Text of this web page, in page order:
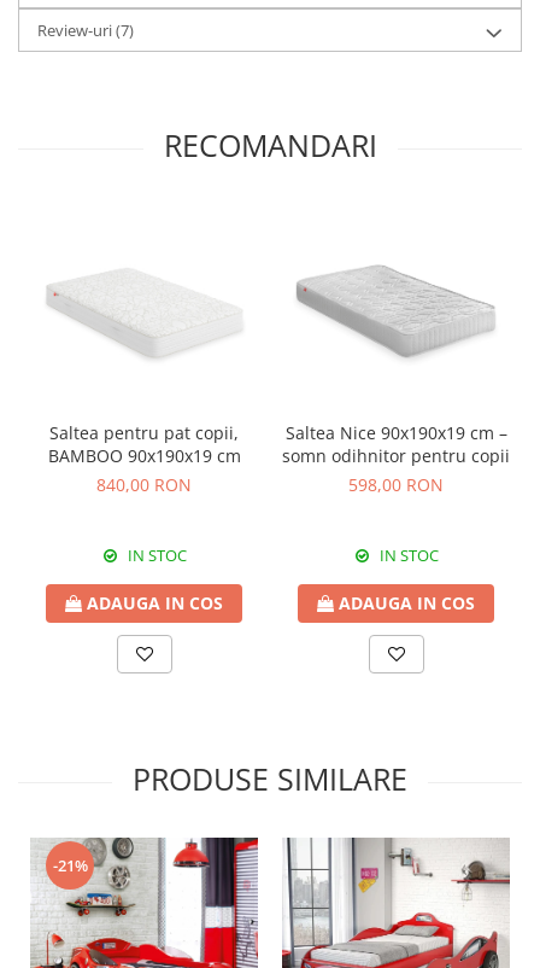
Review-uri(7)
RECOMANDARI
Saltea pentru pat copii,
BAMBOO 90x190x19 cm
840,00 RON
IN STOC
ADAUGA IN COS
Saltea Nice 90x190x19 cm –
somn odihnitor pentru copii
598,00 RON
IN STOC
ADAUGA IN COS
PRODUSE SIMILARE
-21%